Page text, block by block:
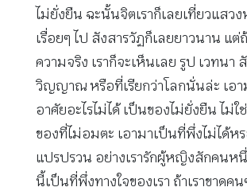
ไม่ยั่งยืน ฉะนั้นจิตเราก็เลยเที่ยวแสวง
เรื่อยๆ ไป สังสารวัฏก็เลยยาวนาน แต่ถ้
ความจริง เราก็จะเห็นเลย รูป เวทน
วิญญาณ หรือที่เรียกว่าโลกนั่นล่ะ เอ
อาศัยอะไรไม่ได้ เป็นของไม่ยั่งยืน ไม่
ของที่ไม่อมตะ เอามาเป็นที่พึ่งไม่ได้ห
แปรปรวน อย่างเรารักผู้หญิงสักคน
นี้เป็นที่พึ่งทางใจของเรา ถ้าเราขาดค